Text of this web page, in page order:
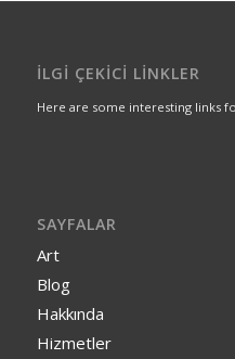
İLGI ÇEKICI LINKLER
Here are some interesting links
SAYFALAR
Art
Blog
Hakkında
Hizmetler